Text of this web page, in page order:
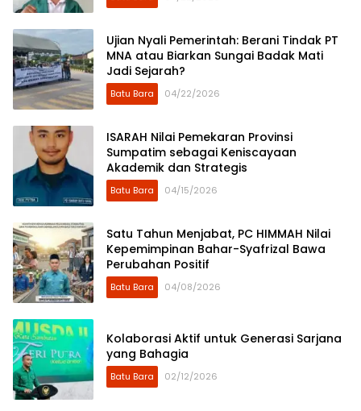
Ujian Nyali Pemerintah: Berani Tindak PT
MNA atau Biarkan Sungai Badak Mati
Jadi Sejarah?
Batu Bara 04/22/2026
ISARAH Nilai Pemekaran Provinsi
Sumpatim sebagai Keniscayaan
Akademik dan Strategis
Batu Bara 04/15/2026
​Satu Tahun Menjabat, PC HIMMAH Nilai
Kepemimpinan Bahar-Syafrizal Bawa
Perubahan Positif
Batu Bara 04/08/2026
Kolaborasi Aktif untuk Generasi Sarjana
yang Bahagia
Batu Bara 02/12/2026